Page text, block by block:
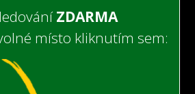
ZDARMA
místo kliknutím sem: